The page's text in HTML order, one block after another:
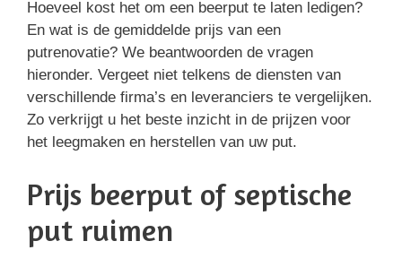
Hoeveel kost het om een beerput te laten ledigen?
En wat is de gemiddelde prijs van een
putrenovatie? We beantwoorden de vragen
hieronder. Vergeet niet telkens de diensten van
verschillende firma’s en leveranciers te vergelijken.
Zo verkrijgt u het beste inzicht in de prijzen voor
het leegmaken en herstellen van uw put.
Prijs beerput of septische
put ruimen